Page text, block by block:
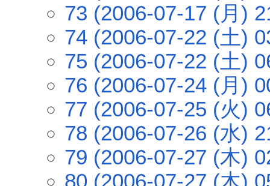
73 (2006-07-17 (月)
74 (2006-07-22 (土)
75 (2006-07-22 (土)
76 (2006-07-24 (月)
77 (2006-07-25 (火)
78 (2006-07-26 (水)
79 (2006-07-27 (木)
80 (2006-07-27 (木)